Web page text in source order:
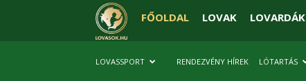
FŐOLDAL LOVAK LOVARDÁK
LOVASSPORT RENDEZVÉNY HÍREK LÓTARTÁS